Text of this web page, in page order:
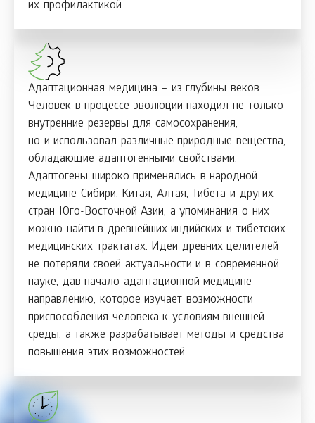
их профилактикой.
Адаптационная медицина – из глубины веков
Человек в процессе эволюции находил не только
внутренние резервы для самосохранения,
но и использовал различные природные вещества,
обладающие адаптогенными свойствами.
Адаптогены широко применялись в народной
медицине Сибири, Китая, Алтая, Тибета и других
стран Юго-Восточной Азии, а упоминания о них
можно найти в древнейших индийских и тибетских
медицинских трактатах. Идеи древних целителей
не потеряли своей актуальности и в современной
науке, дав начало адаптационной медицине —
направлению, которое изучает возможности
приспособления человека к условиям внешней
среды, а также разрабатывает методы и средства
повышения этих возможностей.